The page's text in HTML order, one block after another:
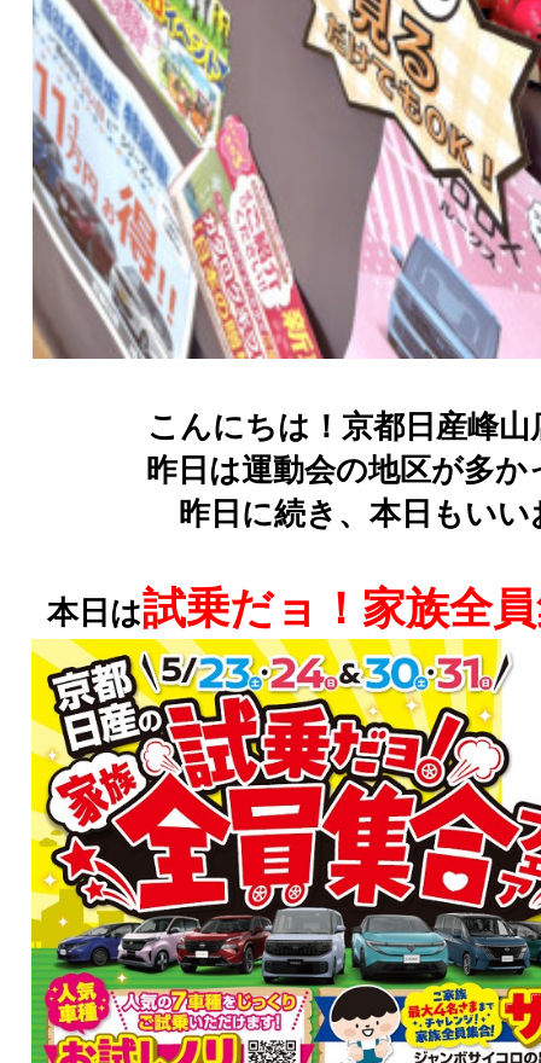
こんにちは！京都日産峰
昨日は運動会の地区が多
昨日に続き、本日もい
本日は試乗だョ！家族全